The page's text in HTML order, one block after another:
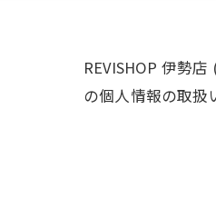
REVISHOP 伊勢
の個人情報の取扱